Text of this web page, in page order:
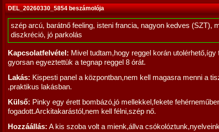
DEL_20260330_5854 beszámolója
szép arcú, barátnő feeling, isteni francia, nagyon kedves (SZT),
diszkréció, jó parkolás
Kapcsolatfelvétel: Mivel tudtam,hogy reggel korán utolérhető,így
gyorsan egyeztettük a tegnap reggel 8 órát.
Lakás: Kispesti panel a központban,nem kell magasra menni a
,praktikus lakásban.
Külső: Pinky egy érett bombázó,jó mellekkel,fekete
fogadott.Arckitakarástól,nem kell félni,szép nő.
Hozzáállás: A kis szoba volt a mienk,állva